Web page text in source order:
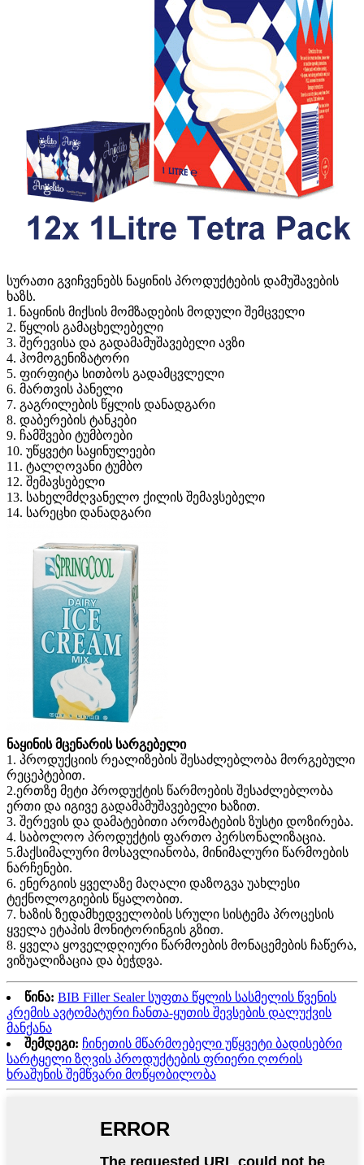
სურათი გვიჩვენებს ნაყინის პროდუქტების დამუშავების
ხაზს.
1. ნაყინის მიქსის მომზადების მოდული შემცველი
2. წყლის გამაცხელებელი
3. შერევისა და გადამამუშავებელი ავზი
4. ჰომოგენიზატორი
5. ფირფიტა სითბოს გადამცვლელი
6. მართვის პანელი
7. გაგრილების წყლის დანადგარი
8. დაბერების ტანკები
9. ჩამშვები ტუმბოები
10. უწყვეტი საყინულეები
11. ტალღოვანი ტუმბო
12. შემავსებელი
13. სახელმძღვანელო ქილის შემავსებელი
14. სარეცხი დანადგარი
ნაყინის მცენარის სარგებელი
1. პროდუქციის რეალიზების შესაძლებლობა მორგებული
რეცეპტებით.
2.ერთზე მეტი პროდუქტის წარმოების შესაძლებლობა
ერთი და იგივე გადამამუშავებელი ხაზით.
3. შერევის და დამატებითი არომატების ზუსტი დოზირება.
4. საბოლოო პროდუქტის ფართო პერსონალიზაცია.
5.მაქსიმალური მოსავლიანობა, მინიმალური წარმოების
ნარჩენები.
6. ენერგიის ყველაზე მაღალი დაზოგვა უახლესი
ტექნოლოგიების წყალობით.
7. ხაზის ზედამხედველობის სრული სისტემა პროცესის
ყველა ეტაპის მონიტორინგის გზით.
8. ყველა ყოველდღიური წარმოების მონაცემების ჩაწერა,
ვიზუალიზაცია და ბეჭდვა.
წინა: BIB Filler Sealer სუფთა წყლის სასმელის წვენის
კრემის ავტომატური ჩანთა-ყუთის შევსების დალუქვის
მანქანა
შემდეგი: ჩინეთის მწარმოებელი უწყვეტი ბადისებრი
სარტყელი ზღვის პროდუქტების ფრიერი ღორის
ხრაშუნის შემწვარი მოწყობილობა